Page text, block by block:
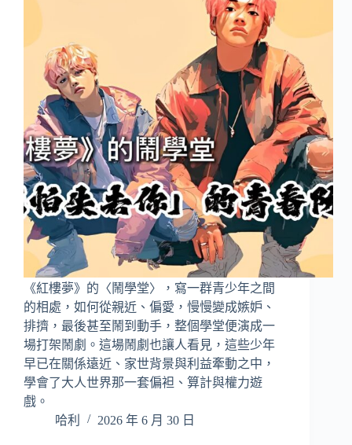
《紅樓夢》的〈鬧學堂〉，寫一群青少年之間
的相處，如何從親近、偏愛，慢慢變成嫉妒、
排擠，最後甚至鬧到動手，整個學堂便演成一
場打架鬧劇。這場鬧劇也讓人看見，這些少年
早已在關係遠近、家世背景與利益牽動之中，
學會了大人世界那一套偏袒、算計與權力遊
戲。
哈利
2026 年 6 月 30 日